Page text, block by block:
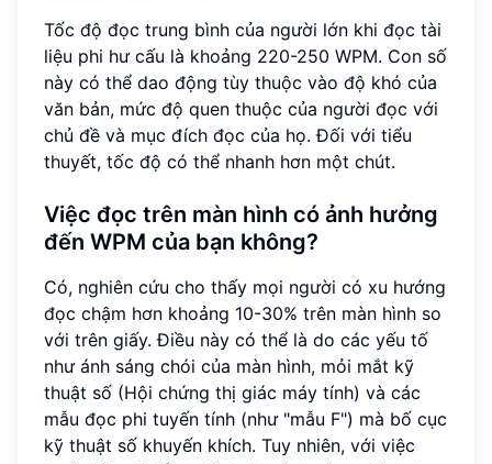
Tốc độ đọc trung bình của người lớn khi đọc tài
liệu phi hư cấu là khoảng 220-250 WPM. Con số
này có thể dao động tùy thuộc vào độ khó của
văn bản, mức độ quen thuộc của người đọc với
chủ đề và mục đích đọc của họ. Đối với tiểu
thuyết, tốc độ có thể nhanh hơn một chút.
Việc đọc trên màn hình có ảnh hưởng
đến WPM của bạn không?
Có, nghiên cứu cho thấy mọi người có xu hướng
đọc chậm hơn khoảng 10-30% trên màn hình so
với trên giấy. Điều này có thể là do các yếu tố
như ánh sáng chói của màn hình, mỏi mắt kỹ
thuật số (Hội chứng thị giác máy tính) và các
mẫu đọc phi tuyến tính (như "mẫu F") mà bố cục
kỹ thuật số khuyến khích. Tuy nhiên, với việc